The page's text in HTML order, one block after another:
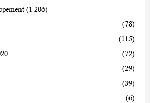
(1 206)
(78)
(115)
(72)
(29)
(39)
(6)